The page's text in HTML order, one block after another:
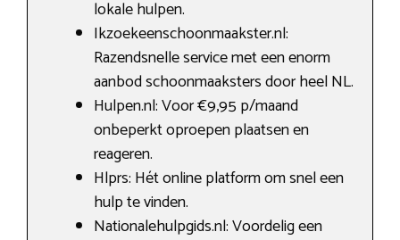
lokale hulpen.
Ikzoekeenschoonmaakster.nl:
Razendsnelle service met een enorm
aanbod schoonmaaksters door heel NL.
Hulpen.nl: Voor €9,95 p/maand
onbeperkt oproepen plaatsen en
reageren.
Hlprs: Hét online platform om snel een
hulp te vinden.
Nationalehulpgids.nl: Voordelig een